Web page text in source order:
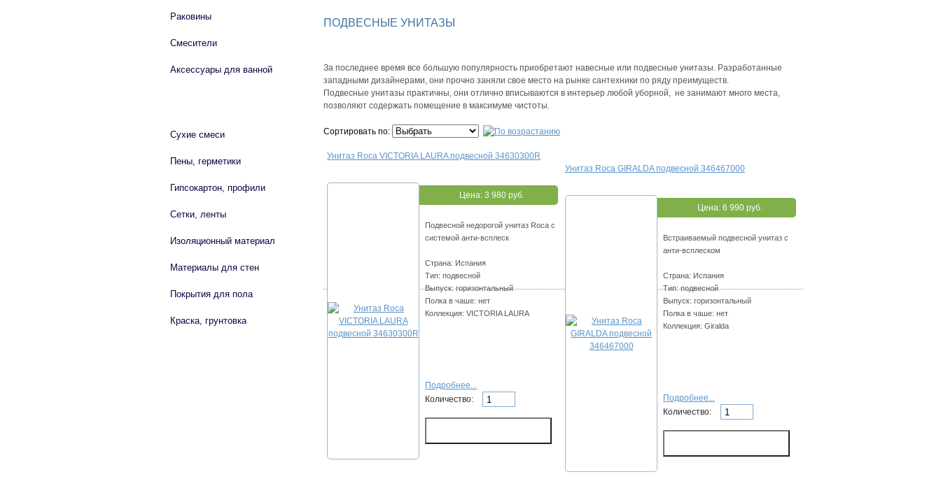
ПОДВЕСНЫЕ УНИТАЗЫ
За последнее время все большую популярность приобретают навесные или подвесные унитазы. Разработанные
западными дизайнерами, они прочно заняли свое место на рынке сантехники по ряду преимуществ.
Подвесные унитазы практичны, они отлично вписываются в интерьер любой уборной, не занимают много места,
позволяют содержать помещение в максимуме чистоты.
Сортировать по:
Унитаз Roca VICTORIA LAURA подвесной 34630300R
Цена: 3 980 руб.
Подвесной недорогой унитаз Roca с
системой анти-всплеск
Страна: Испания
Тип: подвесной
Выпуск: горизонтальный
Полка в чаше: нет
Коллекция: VICTORIA LAURA
Подробнее...
Количество:
Унитаз Roca GIRALDA подвесной 346467000
Цена: 6 990 руб.
Встраиваемый подвесной унитаз с
анти-всплеском
Страна: Испания
Тип: подвесной
Выпуск: горизонтальный
Полка в чаше: нет
Коллекция: Giralda
Подробнее...
Количество:
Раковины
Смесители
Аксессуары для ванной
Сухие смеси
Пены, герметики
Гипсокартон, профили
Сетки, ленты
Изоляционный материал
Материалы для стен
Покрытия для пола
Краска, грунтовка